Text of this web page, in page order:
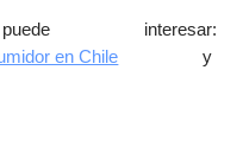
interesar:
en Chile y